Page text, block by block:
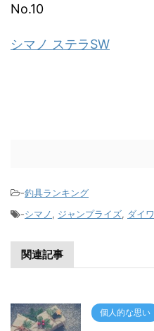
No.10
シマノ ステラSW
-釣具ランキング
-シマノ, ジャンプライズ, ダイワ
関連記事
個人的な思い